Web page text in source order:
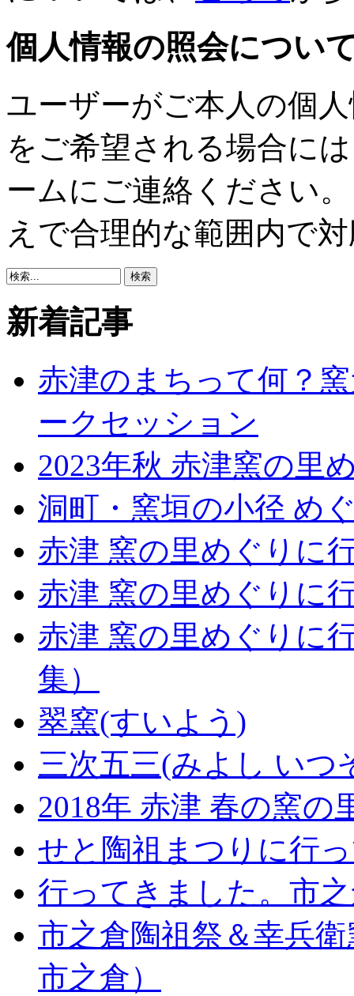
個人情報の照会につい
ユーザーがご本人の個
をご希望される場合に
ームにご連絡ください
えで合理的な範囲内で
新着記事
赤津のまちって何？
ークセッション
2023年秋 赤津窯の里
洞町・窯垣の小径 め
赤津 窯の里めぐりに
赤津 窯の里めぐりに
赤津 窯の里めぐりに
集）
翠窯(すいよう)
三次五三(みよし いつ
2018年 赤津 春の窯の
せと陶祖まつりに行
行ってきました。市
市之倉陶祖祭＆幸兵
市之倉）